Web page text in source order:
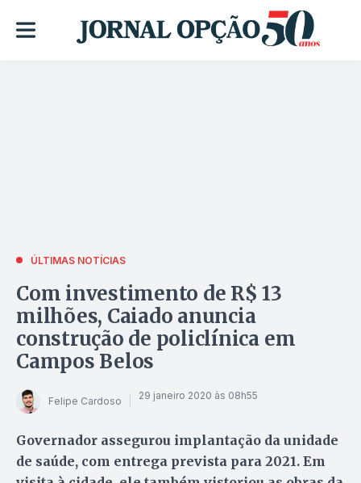
ÚLTIMAS NOTÍCIAS
Com investimento de R$ 13
milhões, Caiado anuncia
construção de policlínica em
Campos Belos
Felipe Cardoso 29 janeiro 2020 às 08h55
Governador assegurou implantação da unidade
de saúde, com entrega prevista para 2021. Em